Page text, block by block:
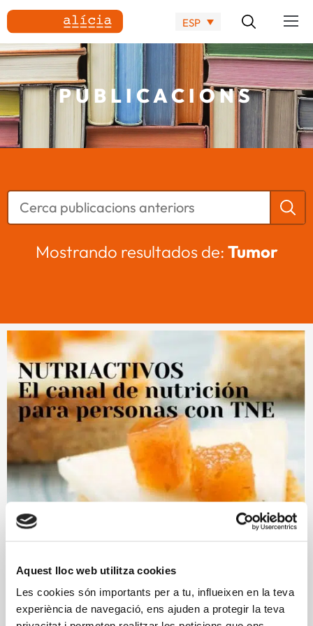
Aquest lloc web utilitza cookies
Les cookies són importants per a tu, influeixen en la teva
experiència de navegació, ens ajuden a protegir la teva
ESP
PUBLICACIONS
Mostrando resultados de: Tumor